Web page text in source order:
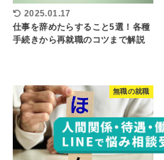
2025.01.17
仕事を辞めたらすること5選！各種
手続きから再就職のコツまで解説
無職の就職